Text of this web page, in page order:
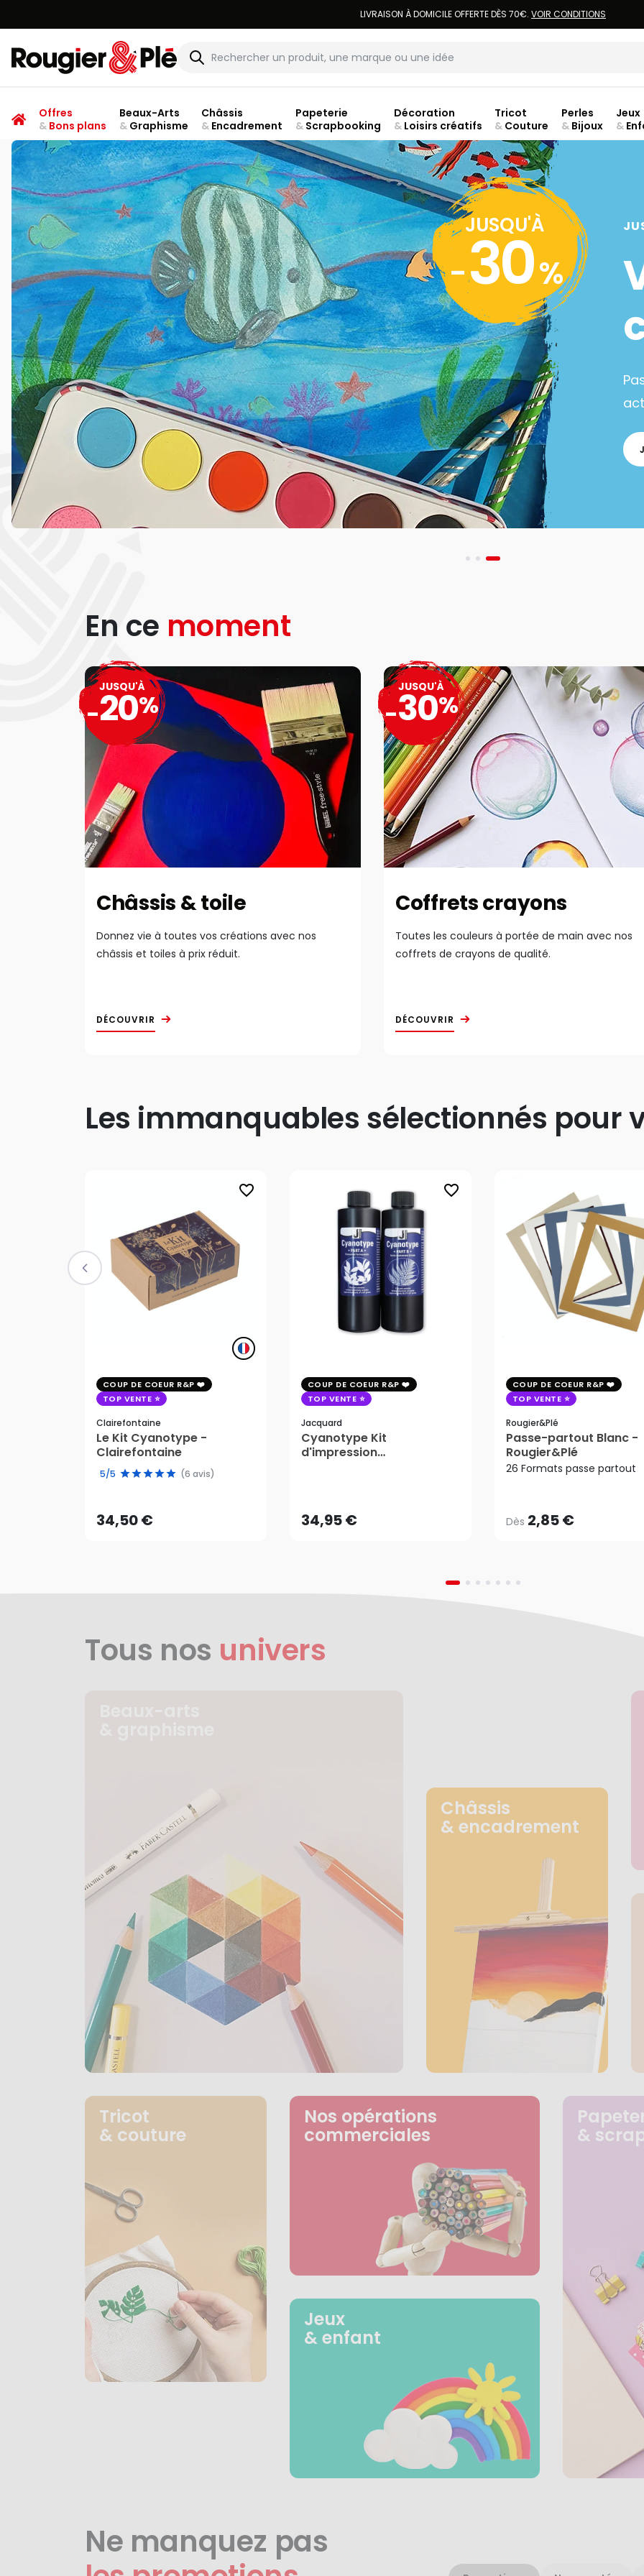
LIVRAISON À DOMICILE OFFERTE DÈS 70€. VOIR CONDITIONS
Rougier & Plé
Offres
&Bons plans
Beaux-Arts
&Graphisme
Châssis
&Encadrement
Papeterie
&Scrapbooking
Décoration
&Loisirs créatifs
Tricot
& Couture
Perles
& Bijoux
Jeux
&
JUSQU'À
-30%
En ce moment
Châssis & toile
Donnez vie à toutes vos créations avec nos
châssis et toiles à prix réduit.
DÉCOUVRIR
JUSQU'À
-20%
Coffrets crayons
Toutes les couleurs à portée de main avec nos
coffrets de crayons de qualité.
DÉCOUVRIR
JUSQU'À
-30%
Les immanquables sélectionnés pour
favorite_border
COUP DE COEUR R&P
TOP VENTE
Clairefontaine
Le Kit Cyanotype -
Clairefontaine
5/5 (6 avis)
34,50 €
34,50 €
AJOUTER AU PANIER
favorite_border
COUP DE COEUR R&P
TOP VENTE
Jacquard
Cyanotype Kit
d'impression
34,95 €AJOUTER AU PANIER
COUP DE COEUR R&P
TOP VENTE
Rougier&plé
Passe-partout Blanc -
Rougier&Plé
26 Formats passe partout
Dès 2,85 €
Dès2,85 €
Tous nos univers
Châssis
& encadrement
Tricot
& couture
Nos opérations
commerciales
Jeux
& enfant
&
Ne manquez pas